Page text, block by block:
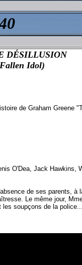
DÉSILLUSION
Idol)
de Graham Greene
O'Dea, Jack Hawkins,
de ses parents,
Le même jour,
les soupçons de la police...